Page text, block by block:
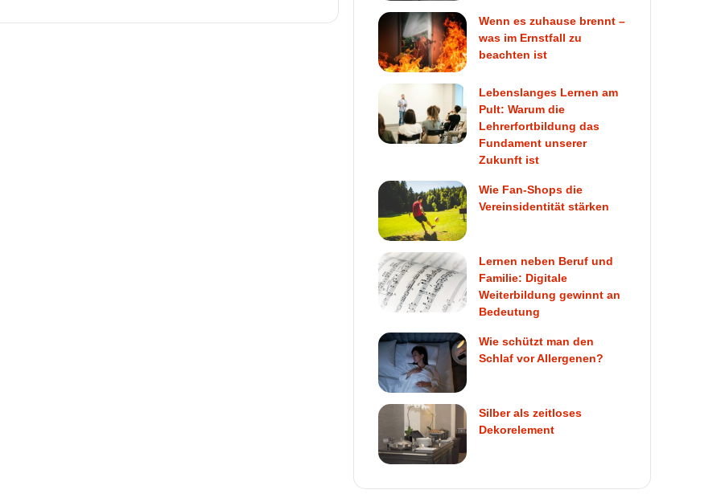
Wenn es zuhause brennt –
was im Ernstfall zu
beachten ist
Lebenslanges Lernen am
Pult: Warum die
Lehrerfortbildung das
Fundament unserer
Zukunft ist
Wie Fan-Shops die
Vereinsidentität stärken
Lernen neben Beruf und
Familie: Digitale
Weiterbildung gewinnt an
Bedeutung
Wie schützt man den
Schlaf vor Allergenen?
Silber als zeitloses
Dekorelement